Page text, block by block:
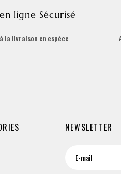
ligne Sécurisé
la livraison en espèce
NEWSLETTER